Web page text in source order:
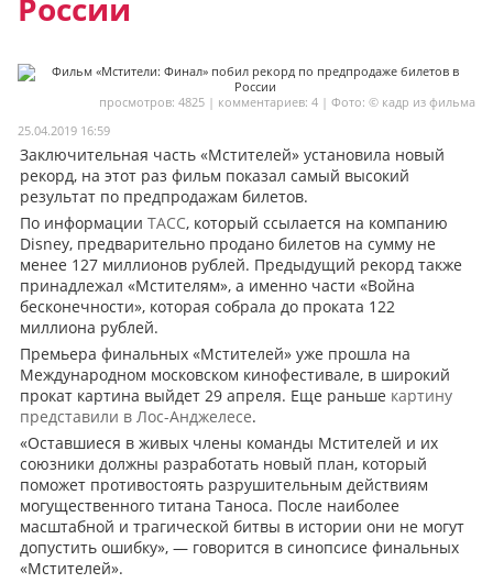
Мои места
Моя личная афиша
Перечитать
России
просмотров: 4825 | комментариев: 4 | Фото: © кадр из фильма
25.04.2019 16:59
Заключительная часть «Мстителей» установила новый
рекорд, на этот раз фильм показал самый высокий
результат по предпродажам билетов.
По информации ТАСС, который ссылается на компанию
Disney, предварительно продано билетов на сумму не
менее 127 миллионов рублей. Предыдущий рекорд также
принадлежал «Мстителям», а именно части «Война
бесконечности», которая собрала до проката 122
миллиона рублей.
Премьера финальных «Мстителей» уже прошла на
Международном московском кинофестивале, в широкий
прокат картина выйдет 29 апреля. Еще раньше картину
представили в Лос-Анджелесе.
«Оставшиеся в живых члены команды Мстителей и их
союзники должны разработать новый план, который
поможет противостоять разрушительным действиям
могущественного титана Таноса. После наиболее
масштабной и трагической битвы в истории они не могут
допустить ошибку», — говорится в синопсисе финальных
«Мстителей».